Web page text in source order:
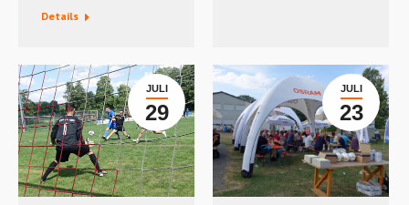
Details
JULI
29
JULI
23